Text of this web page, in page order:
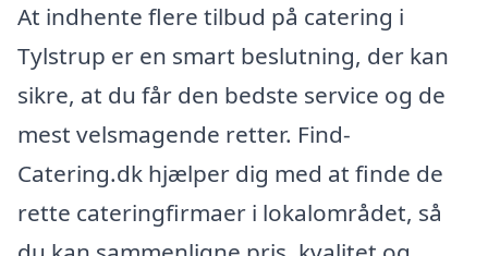
At indhente flere tilbud på catering i
Tylstrup er en smart beslutning, der kan
sikre, at du får den bedste service og de
mest velsmagende retter. Find-
Catering.dk hjælper dig med at finde de
rette cateringfirmaer i lokalområdet, så